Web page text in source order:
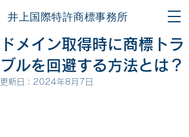
井上国際特許商標事務所
ドメイン取得時に商標トラ
ブルを回避する方法とは？
更新日： 2024年8月7日